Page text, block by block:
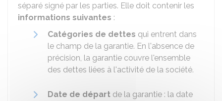
séparé signé par les parties. Elle doit contenir les
informations suivantes :
Catégories de dettes qui entrent dans
le champ de la garantie. En l'absence de
précision, la garantie couvre l'ensemble
des dettes liées à l'activité de la société.
Date de départ de la garantie : la date